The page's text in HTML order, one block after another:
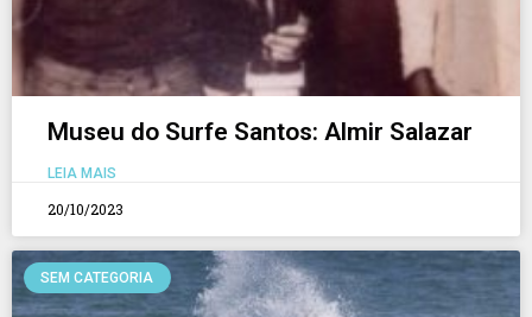
Museu do Surfe Santos: Almir Salazar
LEIA MAIS
20/10/2023
SEM CATEGORIA